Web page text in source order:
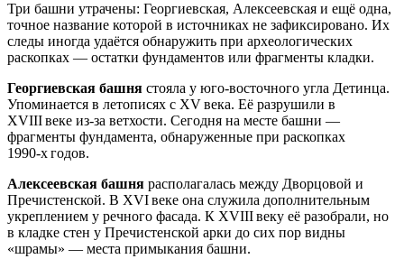
Три башни утрачены: Георгиевская, Алексеевская и ещё одна,
точное название которой в источниках не зафиксировано. Их
следы иногда удаётся обнаружить при археологических
раскопках — остатки фундаментов или фрагменты кладки.
Георгиевская башня стояла у юго‑восточного угла Детинца.
Упоминается в летописях с XV века. Её разрушили в
XVIII веке из‑за ветхости. Сегодня на месте башни —
фрагменты фундамента, обнаруженные при раскопках
1990‑х годов.
Алексеевская башня располагалась между Дворцовой и
Пречистенской. В XVI веке она служила дополнительным
укреплением у речного фасада. К XVIII веку её разобрали, но
в кладке стен у Пречистенской арки до сих пор видны
«шрамы» — места примыкания башни.